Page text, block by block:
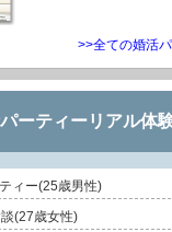
>>全ての婚活
ーティーリアル体
ィー(25歳男性)
(27歳女性)